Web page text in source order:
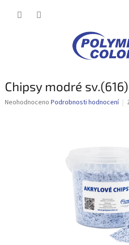
Chipsy modré sv.(616)
Průměrné
Neohodnoceno Podrobnosti hodnocení